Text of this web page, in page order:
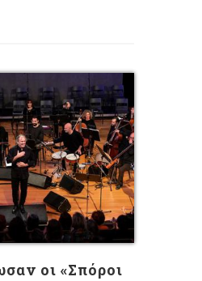
οι «Σπόροι